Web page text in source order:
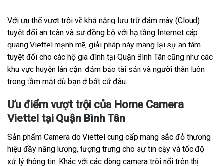
Với ưu thế vượt trội về khả năng lưu trữ đám mây (Cloud)
tuyệt đối an toàn và sự đồng bộ với hạ tầng Internet cáp
quang Viettel mạnh mẽ, giải pháp này mang lại sự an tâm
tuyệt đối cho các hộ gia đình tại Quận Bình Tân cũng như các
khu vực huyện lân cận, đảm bảo tài sản và người thân luôn
trong tầm mắt dù bạn ở bất cứ đâu.
Ưu điểm vượt trội của Home Camera
Viettel tại Quận Bình Tân
Sản phẩm Camera do Viettel cung cấp mang sắc đỏ thương
hiệu đầy năng lượng, tượng trưng cho sự tin cậy và tốc độ
xử lý thông tin. Khác với các dòng camera trôi nổi trên thị